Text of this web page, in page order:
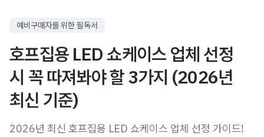
예비구매자를 위한 필독서
호프집용 LED 쇼케이스 업체 선정
시 꼭 따져봐야 할 3가지 (2026년
최신 기준)
2026년 최신 호프집용 LED 쇼케이스 업체 선정 가이드!